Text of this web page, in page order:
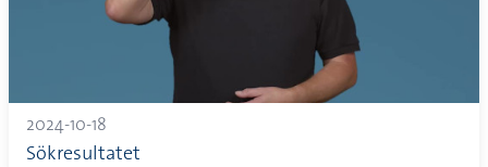
2024-10-18
Sökresultatet